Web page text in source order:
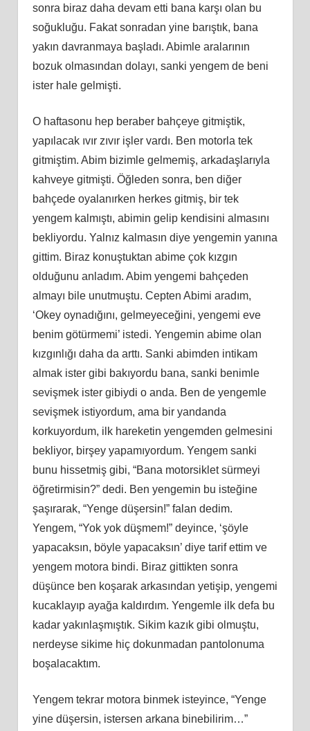
sonra biraz daha devam etti bana karşı olan bu
soğukluğu. Fakat sonradan yine barıştık, bana
yakın davranmaya başladı. Abimle aralarının
bozuk olmasından dolayı, sanki yengem de beni
ister hale gelmişti.
O haftasonu hep beraber bahçeye gitmiştik,
yapılacak ıvır zıvır işler vardı. Ben motorla tek
gitmiştim. Abim bizimle gelmemiş, arkadaşlarıyla
kahveye gitmişti. Öğleden sonra, ben diğer
bahçede oyalanırken herkes gitmiş, bir tek
yengem kalmıştı, abimin gelip kendisini almasını
bekliyordu. Yalnız kalmasın diye yengemin yanına
gittim. Biraz konuştuktan abime çok kızgın
olduğunu anladım. Abim yengemi bahçeden
almayı bile unutmuştu. Cepten Abimi aradım,
‘Okey oynadığını, gelmeyeceğini, yengemi eve
benim götürmemi’ istedi. Yengemin abime olan
kızgınlığı daha da arttı. Sanki abimden intikam
almak ister gibi bakıyordu bana, sanki benimle
sevişmek ister gibiydi o anda. Ben de yengemle
sevişmek istiyordum, ama bir yandanda
korkuyordum, ilk hareketin yengemden gelmesini
bekliyor, birşey yapamıyordum. Yengem sanki
bunu hissetmiş gibi, “Bana motorsiklet sürmeyi
öğretirmisin?” dedi. Ben yengemin bu isteğine
şaşırarak, “Yenge düşersin!” falan dedim.
Yengem, “Yok yok düşmem!” deyince, ‘şöyle
yapacaksın, böyle yapacaksın’ diye tarif ettim ve
yengem motora bindi. Biraz gittikten sonra
düşünce ben koşarak arkasından yetişip, yengemi
kucaklayıp ayağa kaldırdım. Yengemle ilk defa bu
kadar yakınlaşmıştık. Sikim kazık gibi olmuştu,
nerdeyse sikime hiç dokunmadan pantolonuma
boşalacaktım.
Yengem tekrar motora binmek isteyince, “Yenge
yine düşersin, istersen arkana binebilirim…”